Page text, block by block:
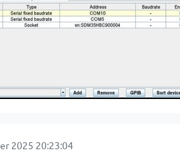
2025 20:23:04